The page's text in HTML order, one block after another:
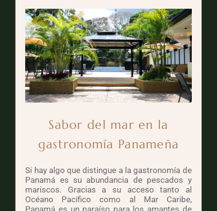
Sabor del mar en la
gastronomía Panameña
Si hay algo que distingue a la gastronomía de
Panamá es su abundancia de pescados y
mariscos. Gracias a su acceso tanto al
Océano Pacífico como al Mar Caribe,
Panamá es un paraíso para los amantes de